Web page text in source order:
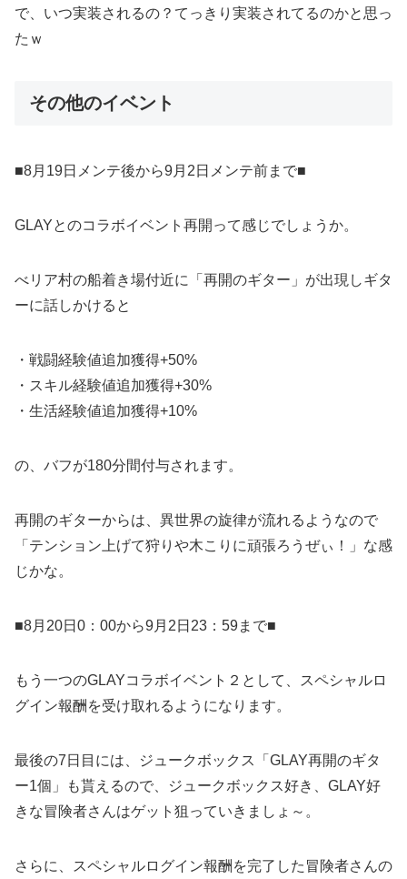
で、いつ実装されるの？てっきり実装されてるのかと思っ
たｗ
その他のイベント
■8月19日メンテ後から9月2日メンテ前まで■
GLAYとのコラボイベント再開って感じでしょうか。
べリア村の船着き場付近に「再開のギター」が出現しギタ
ーに話しかけると
・戦闘経験値追加獲得+50%
・スキル経験値追加獲得+30%
・生活経験値追加獲得+10%
の、バフが180分間付与されます。
再開のギターからは、異世界の旋律が流れるようなので
「テンション上げて狩りや木こりに頑張ろうぜぃ！」な感
じかな。
■8月20日0：00から9月2日23：59まで■
もう一つのGLAYコラボイベント２として、スペシャルロ
グイン報酬を受け取れるようになります。
最後の7日目には、ジュークボックス「GLAY再開のギタ
ー1個」も貰えるので、ジュークボックス好き、GLAY好
きな冒険者さんはゲット狙っていきましょ～。
さらに、スペシャルログイン報酬を完了した冒険者さんの